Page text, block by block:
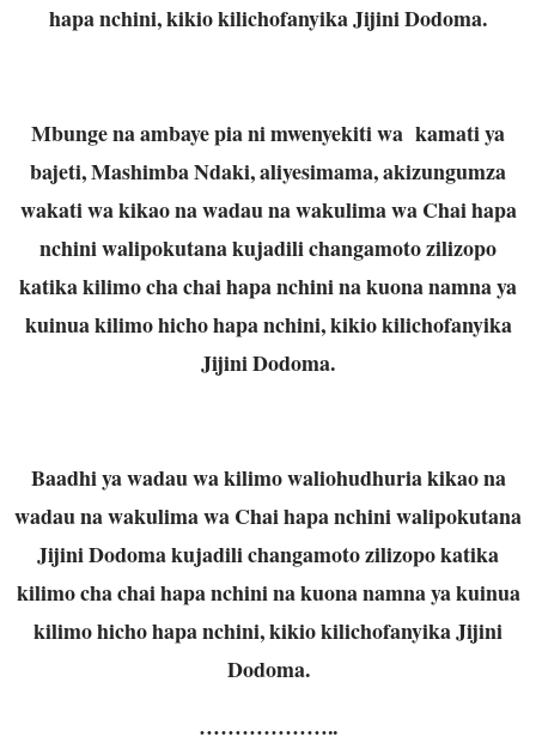
hapa nchini, kikio kilichofanyika Jijini Dodoma.
Mbunge na ambaye pia ni mwenyekiti wa kamati ya
bajeti, Mashimba Ndaki, aliyesimama, akizungumza
wakati wa kikao na wadau na wakulima wa Chai hapa
nchini walipokutana kujadili changamoto zilizopo
katika kilimo cha chai hapa nchini na kuona namna ya
kuinua kilimo hicho hapa nchini, kikio kilichofanyika
Jijini Dodoma.
Baadhi ya wadau wa kilimo waliohudhuria kikao na
wadau na wakulima wa Chai hapa nchini walipokutana
Jijini Dodoma kujadili changamoto zilizopo katika
kilimo cha chai hapa nchini na kuona namna ya kuinua
kilimo hicho hapa nchini, kikio kilichofanyika Jijini
Dodoma.
………………..